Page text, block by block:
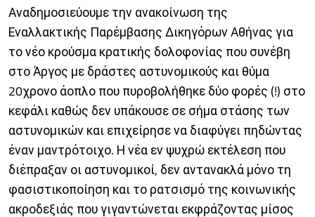
Αναδημοσιεύουμε την ανακοίνωση της
Εναλλακτικής Παρέμβασης Δικηγόρων Αθήνας για
το νέο κρούσμα κρατικής δολοφονίας που συνέβη
στο Άργος με δράστες αστυνομικούς και θύμα
20χρονο άοπλο που πυροβολήθηκε δύο φορές (!) στο
κεφάλι καθώς δεν υπάκουσε σε σήμα στάσης των
αστυνομικών και επιχείρησε να διαφύγει πηδώντας
έναν μαντρότοιχο. Η νέα εν ψυχρώ εκτέλεση που
διέπραξαν οι αστυνομικοί, δεν αντανακλά μόνο τη
φασιστικοποίηση και το ρατσισμό της κοινωνικής
ακροδεξιάς που γιγαντώνεται εκφράζοντας μίσος